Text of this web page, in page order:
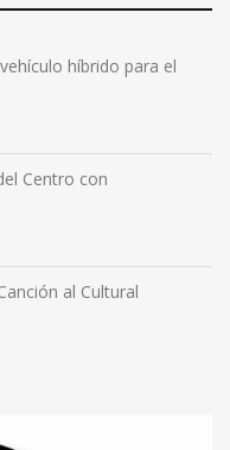
híbrido para el
Centro con
al Cultural